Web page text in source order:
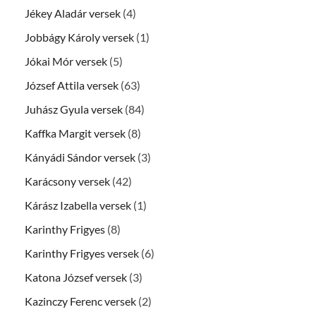
Jékey Aladár versek (4)
Jobbágy Károly versek (1)
Jókai Mór versek (5)
József Attila versek (63)
Juhász Gyula versek (84)
Kaffka Margit versek (8)
Kányádi Sándor versek (3)
Karácsony versek (42)
Kárász Izabella versek (1)
Karinthy Frigyes (8)
Karinthy Frigyes versek (6)
Katona József versek (3)
Kazinczy Ferenc versek (2)